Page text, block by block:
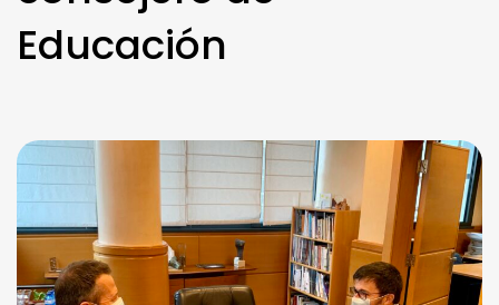
Educación